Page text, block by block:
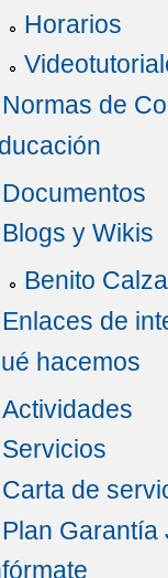
Horarios
Normas de
Documentos
Blogs y Wikis
Benito
Enlaces de
hacemos
Actividades
Servicios
Carta de
Plan Garantía